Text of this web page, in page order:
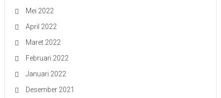
Mei 2022
April 2022
Maret 2022
Februari 2022
Januari 2022
Desember 2021